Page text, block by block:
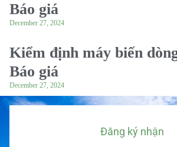
Báo giá
December 27, 2024
Kiểm định máy biến
Báo giá
December 27, 2024
Đăng ký nhận